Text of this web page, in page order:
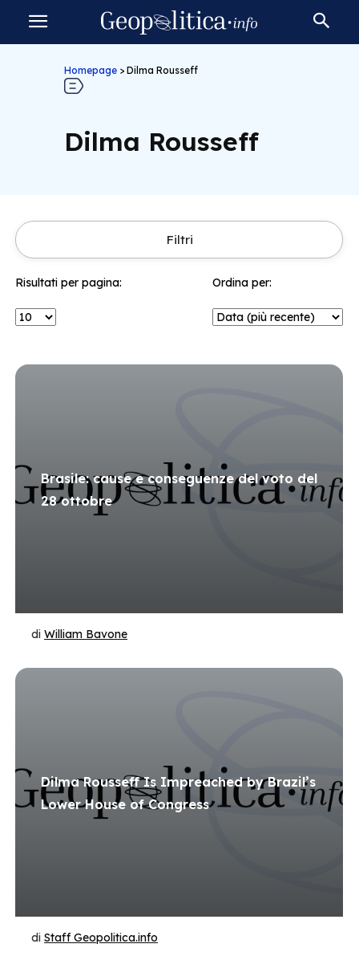
Homepage > Dilma Rousseff
Dilma Rousseff
Filtri
Risultati per pagina: Ordina per:
Brasile: cause e conseguenze del voto del
28 ottobre
di William Bavone
Dilma Rousseff Is Impreached by Brazil’s
Lower House of Congress
di Staff Geopolitica.info